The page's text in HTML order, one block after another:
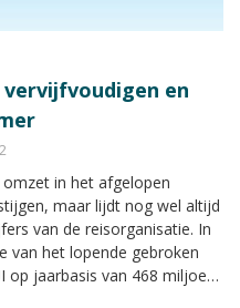
en
omzet in het afgelopen
maar lijdt nog wel altijd
van de reisorganisatie. In
van het lopende gebroken
op jaarbasis van 468 miljoen